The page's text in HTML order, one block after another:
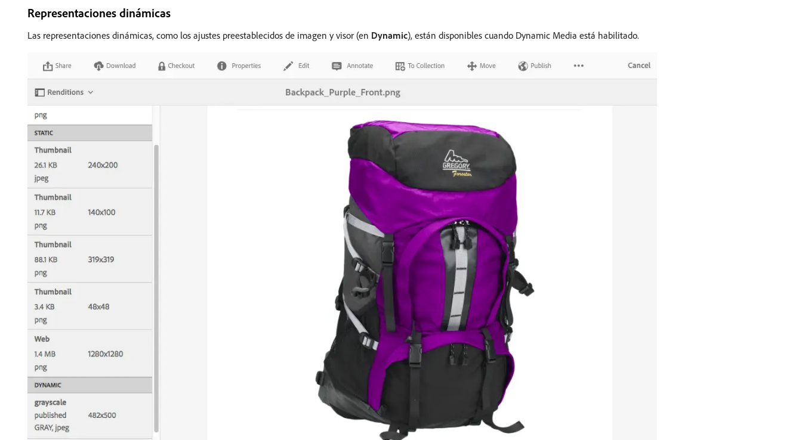
Representaciones dinámicas
Las representaciones dinámicas, como los ajustes preestablecidos de imagen y visor (en Dynamic), están disponibles cuando Dynamic Media está habilitado.